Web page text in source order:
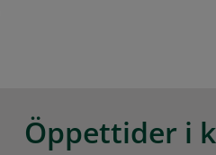
Öppettider i